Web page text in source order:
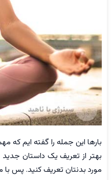
بارها این جمله را گفته ایم
بهتر از تعریف یک داستان
مورد بدنتان تعریف کنید. پس با